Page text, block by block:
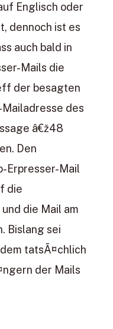
Englisch oder
dennoch ist es
auch bald in
Mails die
der besagten
des
â€ž48
Den
Erpresser-Mail
die
die Mail am
Bislang sei
tatsÃ¤chlich
der Mails